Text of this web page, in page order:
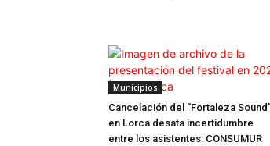
Municipios
Cancelación del “Fortaleza
en Lorca desata incertidumbre
entre los asistentes: CONSUMUR